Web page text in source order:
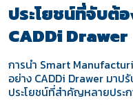
ประโยชน์ที่จับต้
CADDi Drawer
การนำ Smart
อย่าง CADDi Drawer มาป
ประโยชน์ที่สำคัญหลายประก